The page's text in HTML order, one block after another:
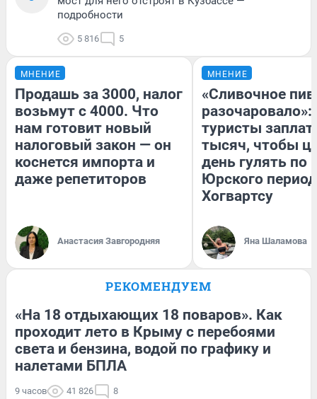
подробности
5 816 5
МНЕНИЕ
Продашь за 3000, налог
возьмут с 4000. Что
нам готовит новый
налоговый закон — он
коснется импорта и
даже репетиторов
Анастасия Завгородняя
МНЕНИЕ
«Сливочное
разочаровало»:
туристы
тысяч, чтобы
день гулять по
Юрского
Хогвартсу
Яна Шаламова
РЕКОМЕНДУЕМ
«На 18 отдыхающих 18 поваров». Как
проходит лето в Крыму с перебоями
света и бензина, водой по графику и
налетами БПЛА
9 часов 41 826 8